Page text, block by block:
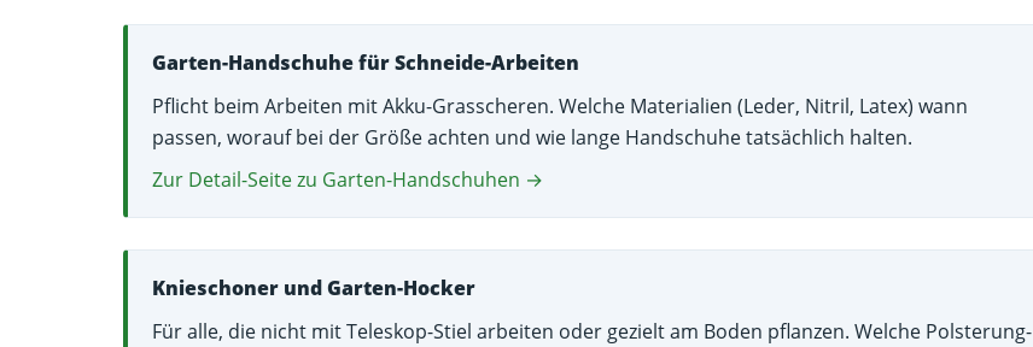
Garten-Handschuhe für Schneide-Arbeiten
Pflicht beim Arbeiten mit Akku-Grasscheren. Welche Materialien (Leder, Nitril, Latex) wann
passen, worauf bei der Größe achten und wie lange Handschuhe tatsächlich halten.
Zur Detail-Seite zu Garten-Handschuhen →
Knieschoner und Garten-Hocker
Für alle, die nicht mit Teleskop-Stiel arbeiten oder gezielt am Boden pflanzen. Welche Polsterung-